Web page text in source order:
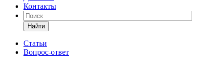
Контакты
Найти
Статьи
Вопрос-ответ